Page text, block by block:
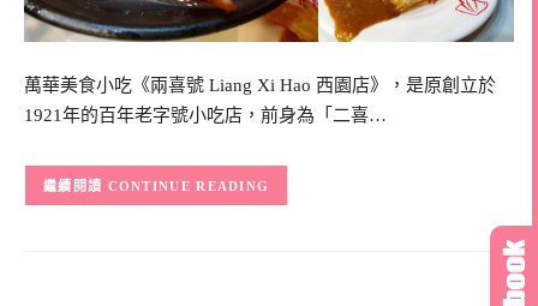
萬華美食小吃《兩喜號 Liang Xi Hao 西園店》，是原創立於
1921年的百年老字號小吃店，前身為「二喜…
CONTINUE READING